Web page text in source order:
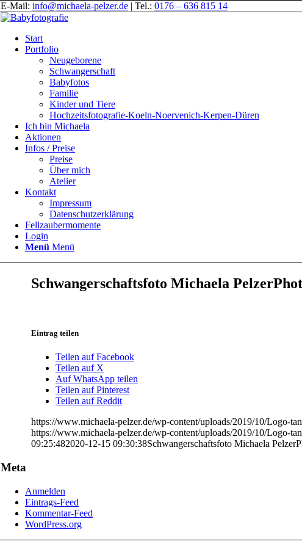
E-Mail: info@michaela-pelzer.de | Tel.: 0176 – 636 815 14
Start
Portfolio
Neugeborene
Schwangerschaft
Babyfotos
Familie
Kinder und Tiere
Hochzeitsfotografie-Koeln-Noervenich-Kerpen-Düren
Ich bin Michaela
Aktionen
Infos / Preise
Preise
Über mich
Atelier
Kontakt
Impressum
Datenschutzerklärung
Fellzaubermomente
Login
Menü Menü
Schwangerschaftsfoto Michaela
Eintrag teilen
Teilen auf Facebook
Teilen auf X
Auf WhatsApp teilen
Teilen auf Pinterest
Teilen auf Reddit
https://www.michaela-pelzer.de/wp-content/uploads/2019/10/Logo-
https://www.michaela-pelzer.de/wp-content/uploads/2019/10/Logo-
09:25:482020-12-15 09:30:38Schwangerschaftsfoto Michaela
Meta
Anmelden
Eintrags-Feed
Kommentar-Feed
WordPress.org